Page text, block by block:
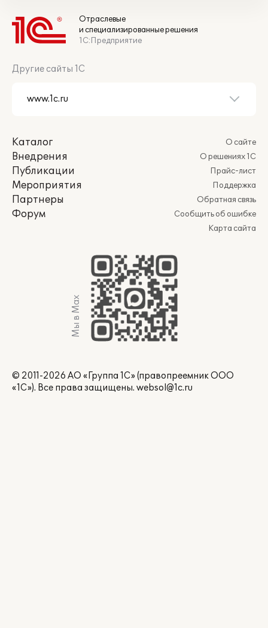
Отраслевые
и специализированные решения
1С:Предприятие
Другие сайты 1С
Каталог
Внедрения
Публикации
Мероприятия
Партнеры
Форум
О сайте
О решениях 1С
Прайс-лист
Поддержка
Обратная связь
Сообщить об ошибке
Карта сайта
Мы в Max
© 2011-2026 АО «Группа 1С» (правопреемник ООО
«1С»). Все права защищены. websol@1c.ru